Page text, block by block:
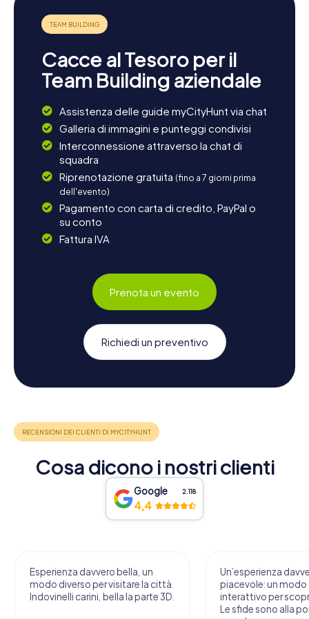
Cacce al Tesoro per il
Team Building aziendale
Assistenza delle guide myCityHunt via chat
Galleria di immagini e punteggi condivisi
Interconnessione attraverso la chat di
squadra
Riprenotazione gratuita (fino a 7 giorni prima
dell'evento)
Pagamento con carta di credito, PayPal o
su conto
Fattura IVA
Prenota un evento
Richiedi un preventivo
Cosa dicono i nostri clienti
Google 2.118
4,4
Esperienza davvero bella, un
modo diverso per visitare la città.
Indovinelli carini, bella la parte 3D.
Un’esperienza
piacevole: un modo
interattivo per
Le sfide sono alla